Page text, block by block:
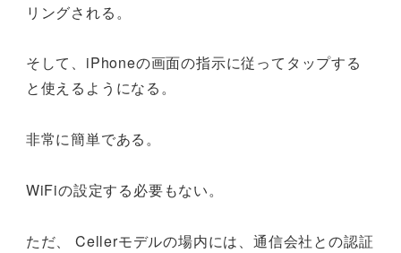
リングされる。
そして、iPhoneの画面の指示に従ってタップする
と使えるようになる。
非常に簡単である。
WiFiの設定する必要もない。
ただ、 Cellerモデルの場内には、通信会社との認証